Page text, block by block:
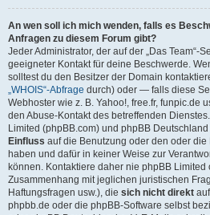
An wen soll ich mich wenden, falls es
Anfragen zu diesem Forum gibt?
Jeder Administrator, der auf der „Das Team“-
geeigneter Kontakt für deine Beschwerde.
solltest du den Besitzer der Domain
„WHOIS“-Abfrage durch) oder — falls diese
Webhoster wie z. B. Yahoo!, free.fr, funpic.de
den Abuse-Kontakt des betreffenden
Limited (phpBB.com) und phpBB
Einfluss auf die Benutzung oder den oder
haben und dafür in keiner Weise zur
können. Kontaktiere daher nie phpBB
Zusammenhang mit jeglichen juristischen
Haftungsfragen usw.), die sich nicht direkt
phpbb.de oder die phpBB-Software selbst